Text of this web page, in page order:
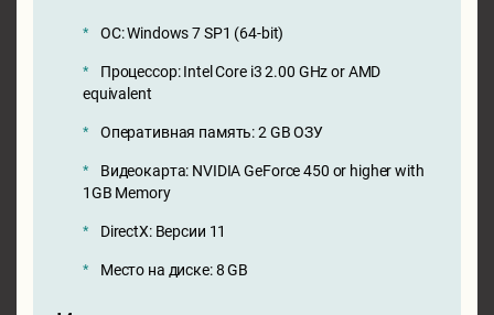
ОС: Windows 7 SP1 (64-bit)
Процессор: Intel Core i3 2.00 GHz or AMD
equivalent
Оперативная память: 2 GB ОЗУ
Видеокарта: NVIDIA GeForce 450 or higher with
1GB Memory
DirectX: Версии 11
Место на диске: 8 GB